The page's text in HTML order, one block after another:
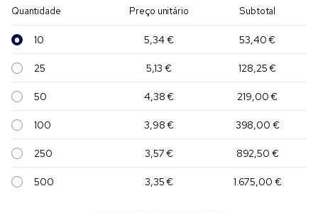
Quantidade Preço unitário Subtotal
10 5,34 € 53,40 €
25 5,13 € 128,25 €
50 4,38 € 219,00 €
100 3,98 € 398,00 €
250 3,57 € 892,50 €
500 3,35 € 1.675,00 €